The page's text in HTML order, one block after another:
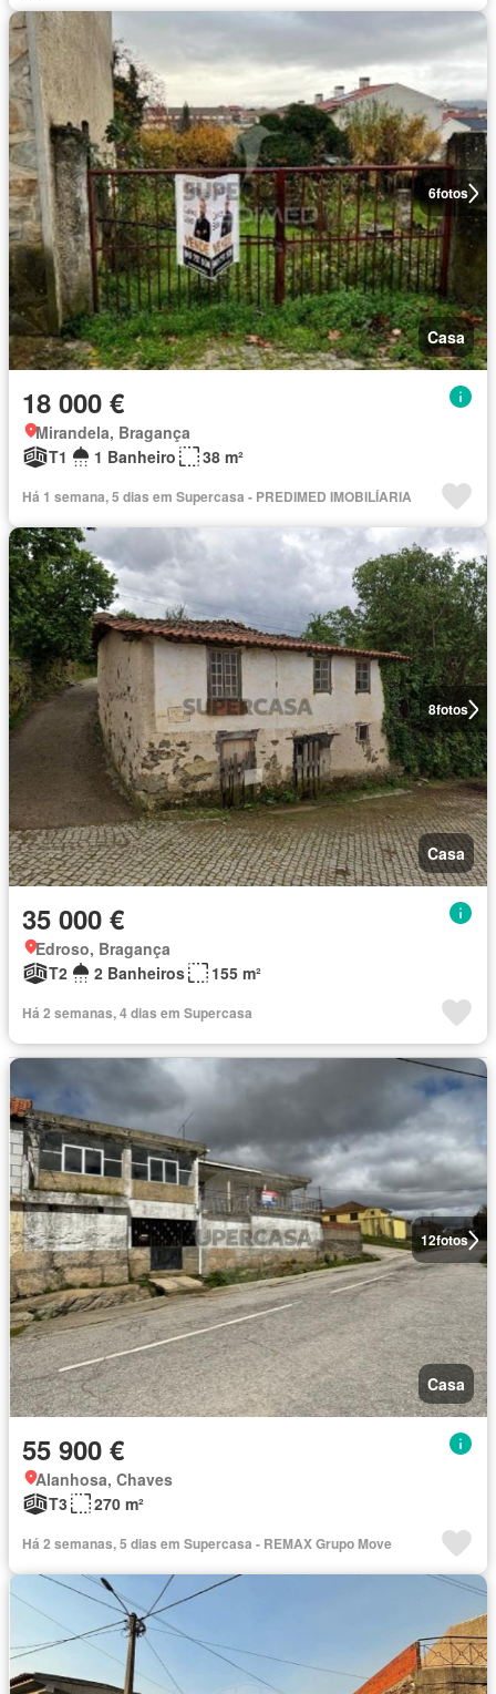
6fotos
Casa
18 000 €
Mirandela, Bragança
T1
1 Banheiro 38 m²
Há 1 semana, 5 dias em Supercasa - PREDIMED IMOBILÍARIA
8fotos
Casa
35 000 €
Edroso, Bragança
T2
2 Banheiros 155 m²
Há 2 semanas, 4 dias em Supercasa
12fotos
Casa
55 900 €
Alanhosa, Chaves
T3
270 m²
Há 2 semanas, 5 dias em Supercasa - REMAX Grupo Move